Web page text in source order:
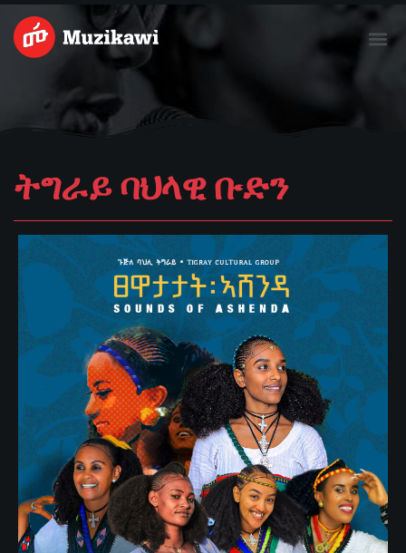
Skip
to
content
ትግራይ ባህላዊ ቡድን